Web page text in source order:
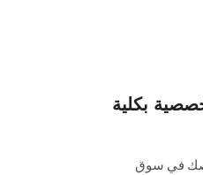
بكلية
في سوق